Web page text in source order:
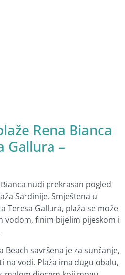
Rena Bianca
Gallura –
nudi prekrasan pogled
Sardinije. Smještena u
Teresa Gallura, plaža se može
vodom, finim bijelim pijeskom i
Beach savršena je za sunčanje,
na vodi. Plaža ima dugu obalu,